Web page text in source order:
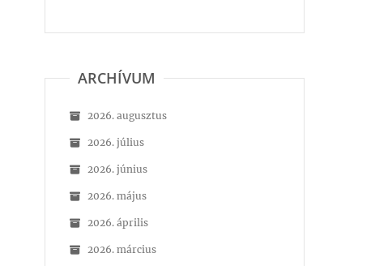
ARCHÍVUM
2026. augusztus
2026. július
2026. június
2026. május
2026. április
2026. március